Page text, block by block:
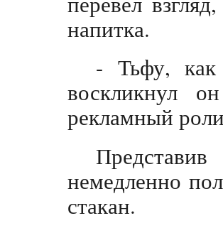
напитка.
- Тьфу,
воскликнул
рекламный
немедленно
стакан.